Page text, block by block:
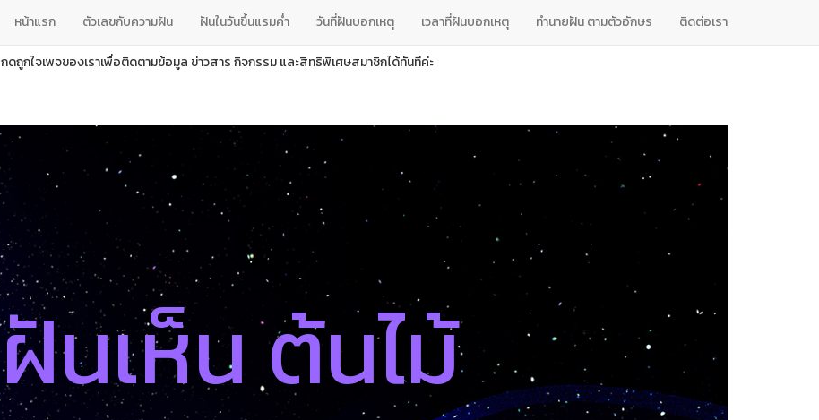
หน้าแรก ตัวเลขกับความฝัน ฝันในวันขึ้นแรมค่ำ วันที่ฝันบอกเหตุ เวลาที่ฝันบอกเหตุ ทํานายฝัน ตามตัวอักษร ติดต่อเรา
กดถูกใจเพจของเราเพื่อติดตามข้อมูล ข่าวสาร กิจกรรม และสิทธิพิเศษสมาชิกได้ทันทีค่ะ
ฝันเห็น ต้นไม้